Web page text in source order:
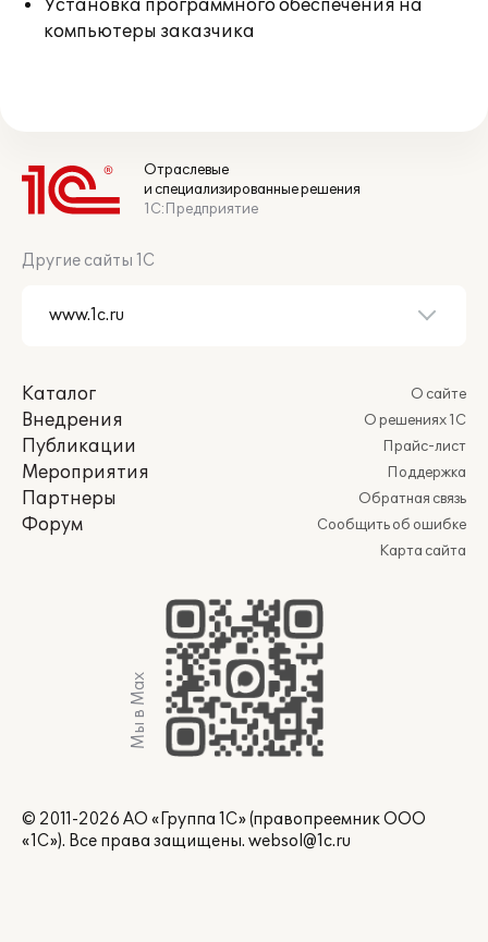
Установка программного обеспечения на
компьютеры заказчика
Отраслевые
и специализированные решения
1С:Предприятие
Другие сайты 1С
Каталог
Внедрения
Публикации
Мероприятия
Партнеры
Форум
О сайте
О решениях 1С
Прайс-лист
Поддержка
Обратная связь
Сообщить об ошибке
Карта сайта
Мы в Max
© 2011-2026 АО «Группа 1С» (правопреемник ООО
«1С»). Все права защищены. websol@1c.ru